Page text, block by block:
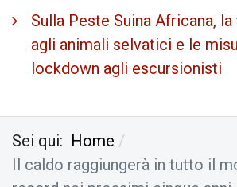
Sulla Peste Suina Africana,
agli animali selvatici e le
lockdown agli escursionisti
Sei qui: Home
Il caldo raggiungerà in tutto il